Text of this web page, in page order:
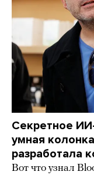
Секретное
умная
разработала
Вот что узнал